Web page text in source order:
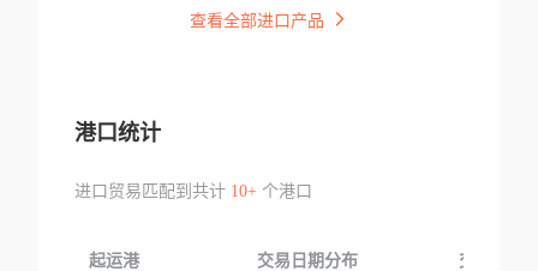
查看全部进口产品
港口统计
进口贸易匹配到共计 10+个港口
起运港 交易日期分布 交易产品